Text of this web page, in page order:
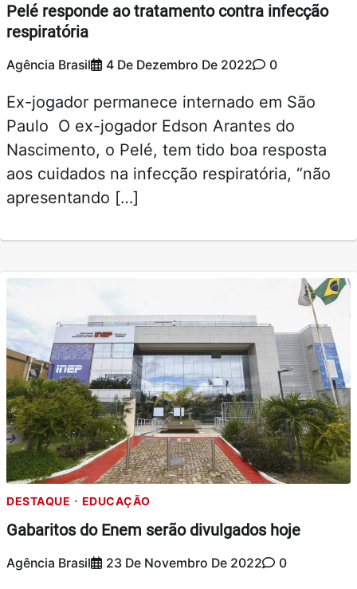
Pelé responde ao tratamento contra infecção
respiratória
Agência Brasil 4 De Dezembro De 2022 0
Ex-jogador permanece internado em São
Paulo O ex-jogador Edson Arantes do
Nascimento, o Pelé, tem tido boa resposta
aos cuidados na infecção respiratória, “não
apresentando […]
DESTAQUE EDUCAÇÃO
Gabaritos do Enem serão divulgados hoje
Agência Brasil 23 De Novembro De 2022 0